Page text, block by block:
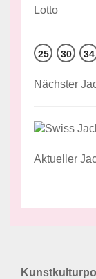
25 30 34
Nächster
Aktueller